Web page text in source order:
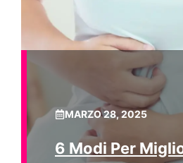
MARZO 28, 2025
6 Modi Per